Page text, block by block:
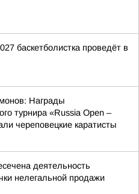
баскетболистка проведёт в
Награды
турнира «Russia Open –
череповецкие каратисты
деятельность
нелегальной продажи